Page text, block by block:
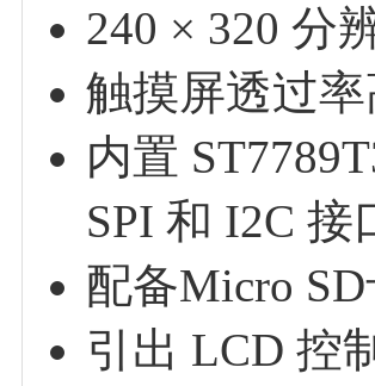
240 × 320 分
触摸屏透过
内置
SPI 和 I2C
配备Micro
引出 LCD 控